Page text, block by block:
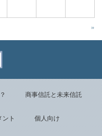
»
商事信託と未来信託
ント 個人向け
Back to top